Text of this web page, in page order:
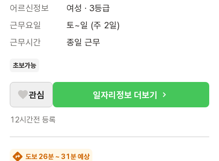
어르신정보
여성 · 3등급
근무요일
토~일 (주 2일)
근무시간
종일 근무
초보가능
관심 일자리정보 더보기
12시간전 등록
도보 26분 ~ 31분 예상